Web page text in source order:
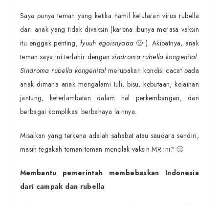
Saya punya teman yang ketika hamil ketularan virus rubella
dari anak yang tidak divaksin (karena ibunya merasa vaksin
itu enggak penting,fyuuh egoisnyaaa 🙁 ). Akibatnya, anak
teman saya ini terlahir dengansindroma rubella kongenital.
Sindroma rubella kongenitalmerupakan kondisi cacat pada
anak dimana anak mengalami tuli, bisu, kebutaan, kelainan
jantung, keterlambatan dalam hal perkembangan, dan
berbagai komplikasi berbahaya lainnya.
Misalkan yang terkena adalah sahabat atau saudara sendiri,
masih tegakah teman-teman menolak vaksin MR ini? 🙁
Membantu pemerintah membebaskan Indonesia
dari campak dan rubella